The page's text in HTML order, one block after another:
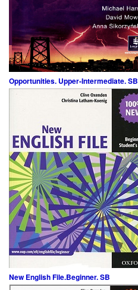
Opportunities. Upper-Intermediate. SB
New English File.Beginner. SB